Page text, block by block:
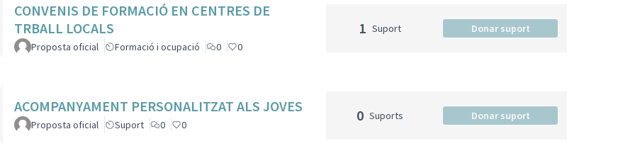
CONVENIS DE FORMACIÓ EN CENTRES DE
TRBALL LOCALS
Proposta oficial Formació i ocupació 0 0
1 Suport Donar suport
ACOMPANYAMENT PERSONALITZAT ALS JOVES
Proposta oficial Suport 0 0
0 Suports Donar suport